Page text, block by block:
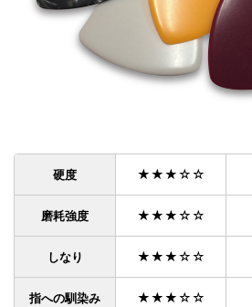
硬度 ★★★☆☆
磨耗強度 ★★★☆☆
しなり ★★★☆☆
指への馴染み ★★★☆☆